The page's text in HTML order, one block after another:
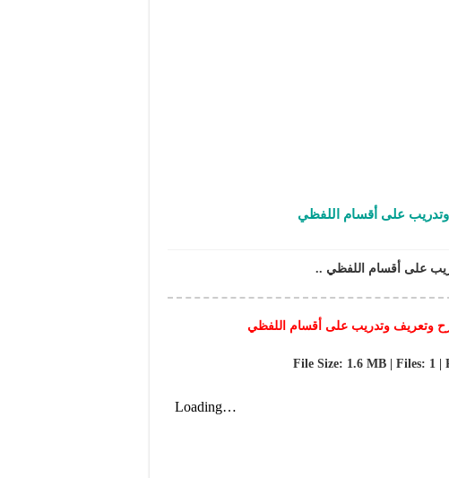
على أقسام اللفظي
على أقسام اللفظي ..
وتعريف وتدريب على أقسام اللفظي
File Size: 1.6 MB | Files: 1 |